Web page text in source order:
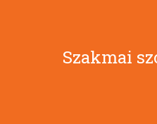
Szakmai